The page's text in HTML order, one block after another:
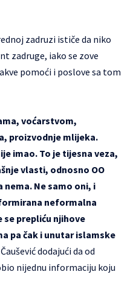
zadruzi ističe da niko
zadruge, iako se zove
pomoći i poslove sa tom
voćarstvom,
proizvodnje mlijeka.
imao. To je tijesna veza,
vlasti, odnosno OO
nema. Ne samo oni, i
neformalna
se prepliću njihove
pa čak i unutar islamske
Čaušević dodajući da od
nijednu informaciju koju